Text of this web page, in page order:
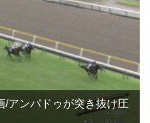
/アンパドゥが突き抜け圧